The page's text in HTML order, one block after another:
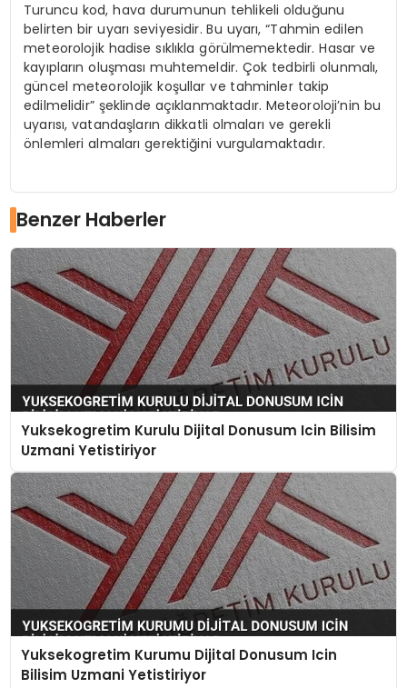
Turuncu kod, hava durumunun tehlikeli olduğunu
belirten bir uyarı seviyesidir. Bu uyarı, “Tahmin edilen
meteorolojik hadise sıklıkla görülmemektedir. Hasar ve
kayıpların oluşması muhtemeldir. Çok tedbirli olunmalı,
güncel meteorolojik koşullar ve tahminler takip
edilmelidir” şeklinde açıklanmaktadır. Meteoroloji’nin bu
uyarısı, vatandaşların dikkatli olmaları ve gerekli
önlemleri almaları gerektiğini vurgulamaktadır.
Benzer Haberler
Yuksekogretim Kurulu Dijital Donusum Icin Bilisim
Uzmani Yetistiriyor
Yuksekogretim Kurumu Dijital Donusum Icin
Bilisim Uzmani Yetistiriyor